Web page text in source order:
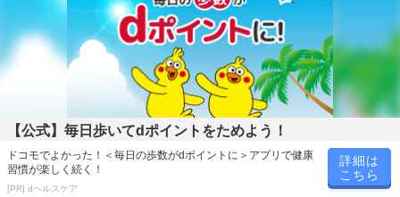
【公式】毎日歩いてdポイントをためよう！
ドコモでよかった！＜毎日の歩数がdポイントに＞アプリで健康
習慣が楽しく続く！
[PR] dヘルスケア
詳細は
こちら